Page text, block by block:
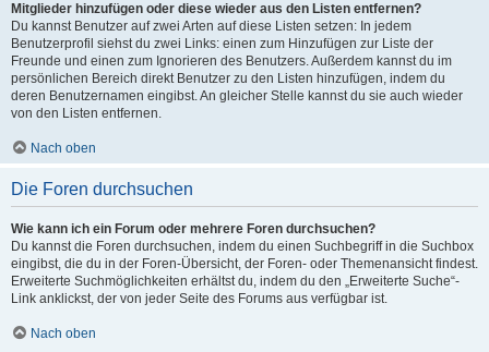
Mitglieder hinzufügen oder diese wieder aus den Listen entfernen?
Du kannst Benutzer auf zwei Arten auf diese Listen setzen: In jedem
Benutzerprofil siehst du zwei Links: einen zum Hinzufügen zur Liste der
Freunde und einen zum Ignorieren des Benutzers. Außerdem kannst du im
persönlichen Bereich direkt Benutzer zu den Listen hinzufügen, indem du
deren Benutzernamen eingibst. An gleicher Stelle kannst du sie auch wieder
von den Listen entfernen.
Nach oben
Die Foren durchsuchen
Wie kann ich ein Forum oder mehrere Foren durchsuchen?
Du kannst die Foren durchsuchen, indem du einen Suchbegriff in die Suchbox
eingibst, die du in der Foren-Übersicht, der Foren- oder Themenansicht findest.
Erweiterte Suchmöglichkeiten erhältst du, indem du den „Erweiterte Suche“-
Link anklickst, der von jeder Seite des Forums aus verfügbar ist.
Nach oben